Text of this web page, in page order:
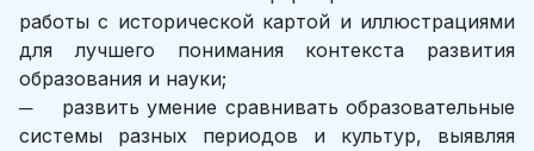
работы с исторической картой и иллюстрациями
для лучшего понимания контекста развития
образования и науки;
─ развить умение сравнивать образовательные
системы разных периодов и культур, выявляя